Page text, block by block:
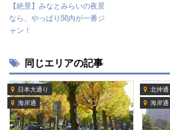
【絶景】みなとみらいの夜景
なら、やっぱり関内が一番ジ
ャン！
同じエリアの記事
日本大通り
海岸通
北仲通
海岸通